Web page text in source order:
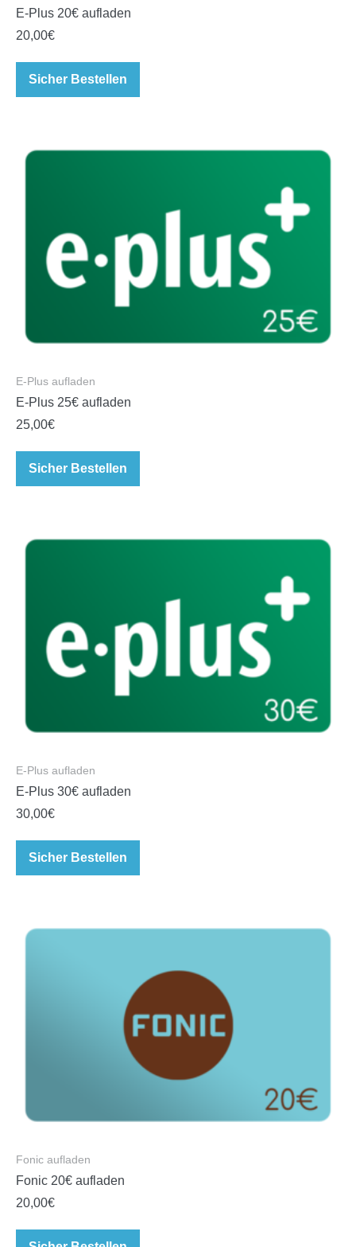
E-Plus 20€ aufladen
20,00€
Sicher Bestellen
E-Plus aufladen
E-Plus 25€ aufladen
25,00€
Sicher Bestellen
E-Plus aufladen
E-Plus 30€ aufladen
30,00€
Sicher Bestellen
Fonic aufladen
Fonic 20€ aufladen
20,00€